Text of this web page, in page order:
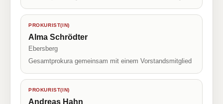
PROKURIST(IN)
Alma Schrödter
Ebersberg
Gesamtprokura gemeinsam mit einem Vorstandsmitglied
PROKURIST(IN)
Andreas Hahn